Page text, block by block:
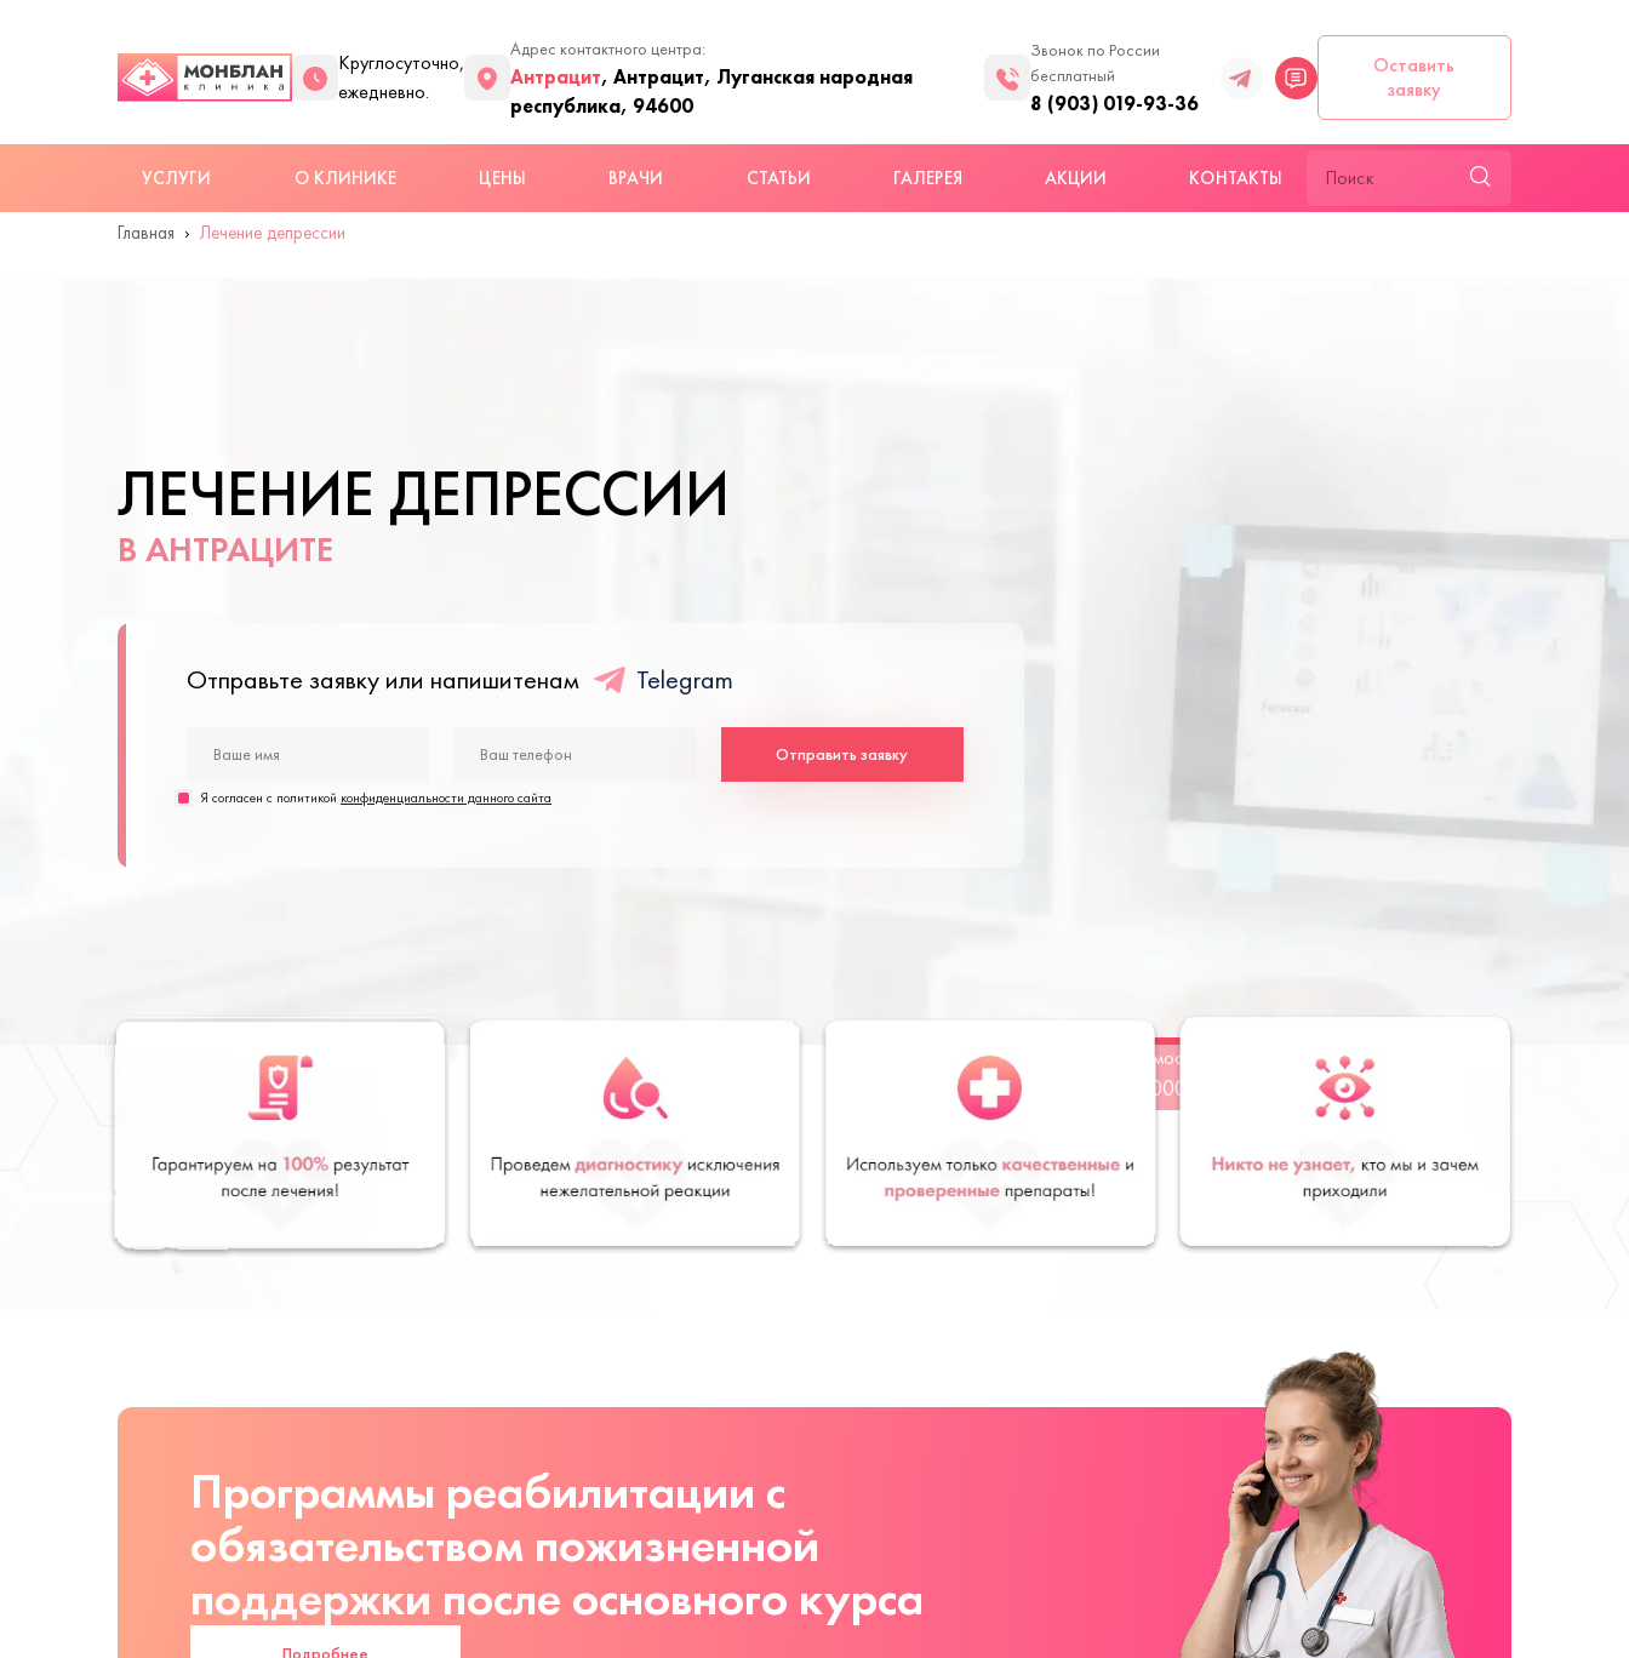
Круглосуточно,
ежедневно.
Адрес контактного центра:
Антрацит, Антрацит, Луганская народная
республика, 94600
Звонок по России
бесплатный
8 (903) 019-93-36
Оставить
заявку
УСЛУГИ О КЛИНИКЕ ЦЕНЫ ВРАЧИ СТАТЬИ ГАЛЕРЕЯ АКЦИИ КОНТАКТЫ
Главная Лечение депрессии
ЛЕЧЕНИЕ ДЕПРЕССИИ
В АНТРАЦИТЕ
Отправьте заявку или напишитенам Telegram
Отправить заявку
Я согласен с политикой конфиденциальности данного сайта
Стоимость
от 2000 руб
Заказать
Программы реабилитации с
обязательством пожизненной
поддержки после основного курса